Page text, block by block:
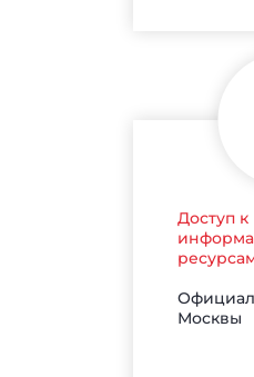
Доступ к
Москвы